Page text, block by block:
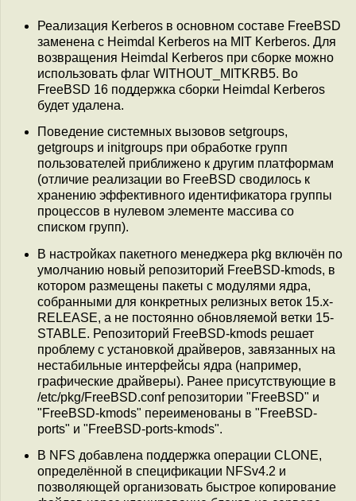
Реализация Kerberos в основном составе FreeBSD
заменена c Heimdal Kerberos на MIT Kerberos. Для
возвращения Heimdal Kerberos при сборке можно
использовать флаг WITHOUT_MITKRB5. Во
FreeBSD 16 поддержка сборки Heimdal Kerberos
будет удалена.
Поведение системных вызовов setgroups,
getgroups и initgroups при обработке групп
пользователей приближено к другим платформам
(отличие реализации во FreeBSD сводилось к
хранению эффективного идентификатора группы
процессов в нулевом элементе массива со
списком групп).
В настройках пакетного менеджера pkg включён по
умолчанию новый репозиторий FreeBSD-kmods, в
котором размещены пакеты с модулями ядра,
собранными для конкретных релизных веток 15.x-
RELEASE, а не постоянно обновляемой ветки 15-
STABLE. Репозиторий FreeBSD-kmods решает
проблему с установкой драйверов, завязанных на
нестабильные интерфейсы ядра (например,
графические драйверы). Ранее присутствующие в
/etc/pkg/FreeBSD.conf репозитории "FreeBSD" и
"FreeBSD-kmods" переименованы в "FreeBSD-
ports" и "FreeBSD-ports-kmods".
В NFS добавлена поддержка операции CLONE,
определённой в спецификации NFSv4.2 и
позволяющей организовать быстрое копирование